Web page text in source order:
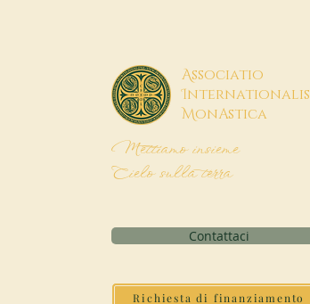
Associatio
Internationalis
MonAstica
Mettiamo insieme
Cielo sulla terra
Contattaci
Richiesta di finanziamento